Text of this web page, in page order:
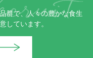
群で、人々の豊かな食生
しています。